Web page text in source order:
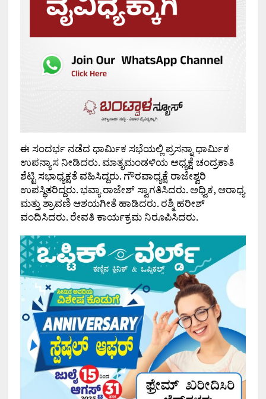
ಈ ಸಂದರ್ಭ ನಡೆದ ಧಾರ್ಮಿಕ ಸಭೆಯಲ್ಲಿ ಪ್ರಸನ್ನಾ ಧಾರ್ಮಿಕ
ಉಪನ್ಯಾಸ ನೀಡಿದರು. ಮಾತೃಮಂಡಳಿಯ ಅಧ್ಯಕ್ಷೆ ಚಂದ್ರಕಾತಿ
ಶೆಟ್ಟಿ ಸಭಾಧ್ಯಕ್ಷತೆ ವಹಿಸಿದ್ದರು. ಗೌರವಾಧ್ಯಕ್ಷೆ ರಾಜೇಶ್ವರಿ
ಉಪಸ್ಥಿತರಿದ್ದರು. ಭವ್ಯಾ ರಾಜೇಶ್ ಸ್ವಾಗತಿಸಿದರು. ಅಧ್ವಿಕ, ಆರಾಧ್ಯ
ಮತ್ತು ಶ್ರಾವಣಿ ಆಶಯಗೀತೆ ಹಾಡಿದರು. ರಶ್ಮಿ ಹರೀಶ್
ವಂದಿಸಿದರು. ರೇವತಿ ಕಾರ್ಯಕ್ರಮ ನಿರೂಪಿಸಿದರು.